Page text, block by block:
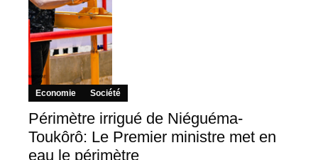
Economie Société
Périmètre irrigué de Niéguéma-
Toukôrô: Le Premier ministre met en
eau le périmètre